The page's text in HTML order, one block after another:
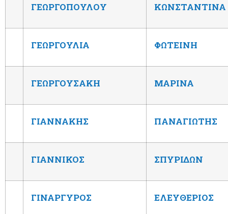
ΓΕΩΡΓΟΠΟΥΛΟΥ ΚΩΝΣΤΑΝΤΙΝΑ
ΓΕΩΡΓΟΥΛΙΑ ΦΩΤΕΙΝΗ
ΓΕΩΡΓΟΥΣΑΚΗ ΜΑΡΙΝΑ
ΓΙΑΝΝΑΚΗΣ ΠΑΝΑΓΙΩΤΗΣ
ΓΙΑΝΝΙΚΟΣ ΣΠΥΡΙΔΩΝ
ΓΙΝΑΡΓΥΡΟΣ ΕΛΕΥΘΕΡΙΟΣ